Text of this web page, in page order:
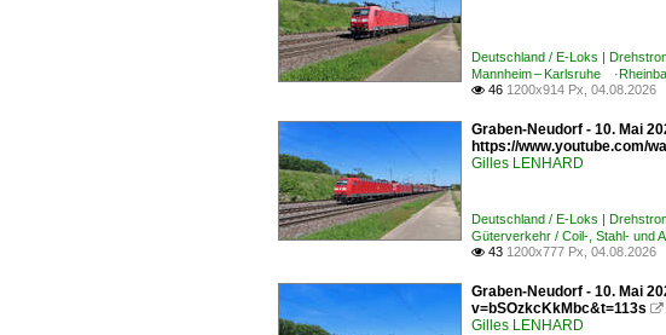
Deutschland / E-Loks |
Mannheim – Karlsruhe
 46 1200x914 Px, 04.08.2026
Graben-Neudorf - 10. Mai
https://www.youtube.com/
Gilles LENHARD
Deutschland / E-Loks |
Güterverkehr / Coil-, Stahl- und
 43 1200x777 Px, 04.08.2026
Graben-Neudorf - 10. Mai
v=bSOzkcKkMbc&t=113s 
Gilles LENHARD